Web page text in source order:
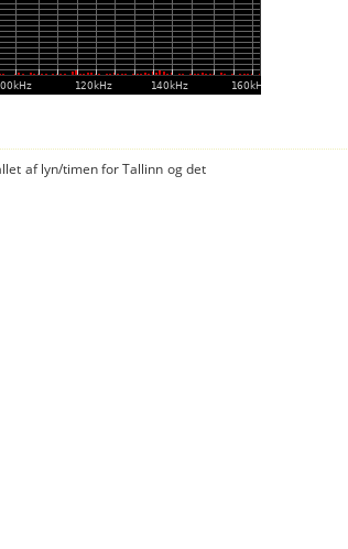
af lyn/timen for Tallinn og det